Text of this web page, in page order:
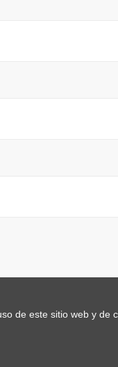
de este sitio web y de